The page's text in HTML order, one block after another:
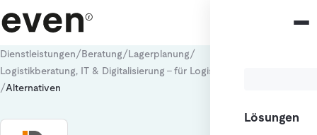
Lösungen
Dienstleistungen/Beratung/Lagerplanung/
Logistikberatung, IT & Digitalisierung - für Logistik, Industrie & Handel
/Alternativen